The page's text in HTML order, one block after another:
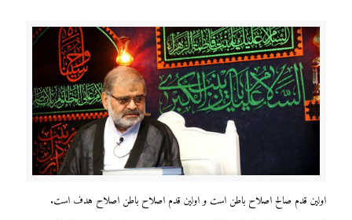
اولین قدم صالح اصلاح باطن است و اولین قدم اصلاح باطن اصلاح هدف است.